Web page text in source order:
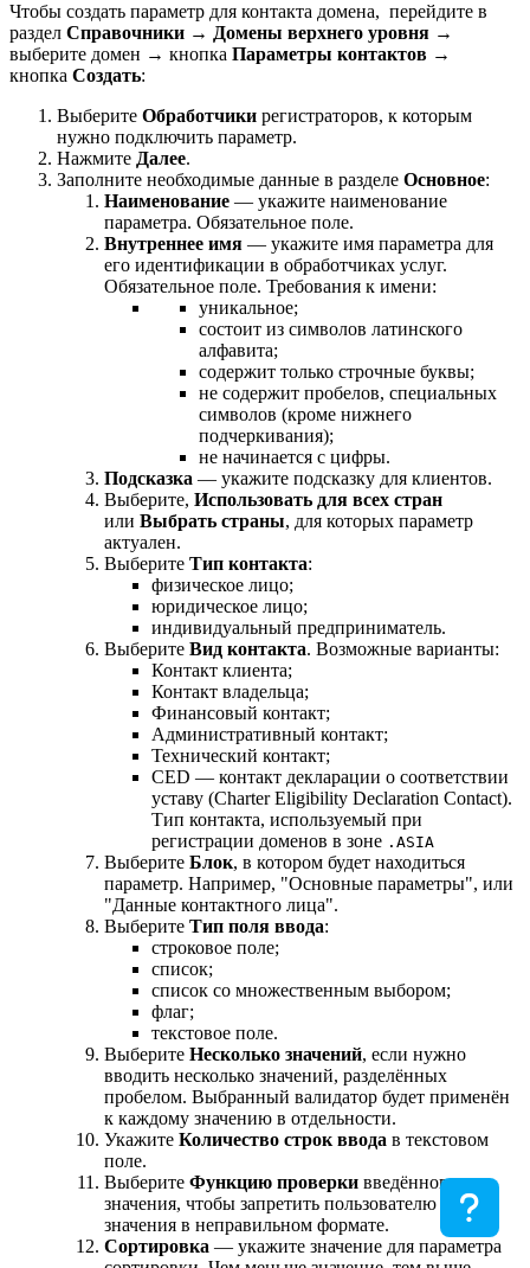
Чтобы создать параметр для контакта домена, перейдите в
раздел Справочники → Домены верхнего уровня →
выберите домен → кнопка Параметры контактов →
кнопка Создать:
Выберите Обработчики регистраторов, к которым
нужно подключить параметр.
Нажмите Далее.
Заполните необходимые данные в разделе Основное:
Наименование — укажите наименование
параметра. Обязательное поле.
Внутреннее имя — укажите имя параметра для
его идентификации в обработчиках услуг.
Обязательное поле. Требования к имени:
уникальное;
состоит из символов латинского
алфавита;
содержит только строчные буквы;
не содержит пробелов, специальных
символов (кроме нижнего
подчеркивания);
не начинается с цифры.
Подсказка — укажите подсказку для клиентов.
Выберите, Использовать для всех стран
или Выбрать страны, для которых параметр
актуален.
Выберите Тип контакта:
физическое лицо;
юридическое лицо;
индивидуальный предприниматель.
Выберите Вид контакта. Возможные варианты:
Контакт клиента;
Контакт владельца;
Финансовый контакт;
Административный контакт;
Технический контакт;
CED — контакт декларации о соответствии
уставу (Charter Eligibility Declaration Contact).
Тип контакта, используемый при
регистрации доменов в зоне .ASIA
Выберите Блок, в котором будет находиться
параметр. Например, "Основные параметры", или
"Данные контактного лица".
Выберите Тип поля ввода:
строковое поле;
список;
список со множественным выбором;
флаг;
текстовое поле.
Выберите Несколько значений, если нужно
вводить несколько значений, разделённых
пробелом. Выбранный валидатор будет применён
к каждому значению в отдельности.
Укажите Количество строк ввода в текстовом
поле.
Выберите Функцию проверки введённого
значения, чтобы запретить пользователю ввод
значения в неправильном формате.
Сортировка — укажите значение для параметра